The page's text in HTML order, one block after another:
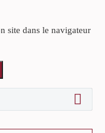
site dans le navigateur